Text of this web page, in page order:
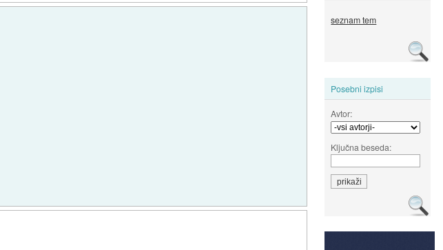
seznam tem
Posebni izpisi
Avtor:
Ključna beseda: